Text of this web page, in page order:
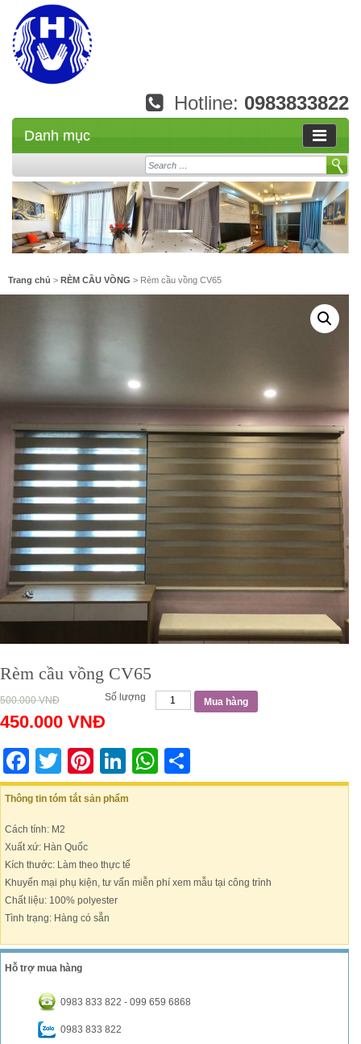
Hotline: 0983833822
Danh mục
Search
Trang chủ > RÈM CẦU VỒNG > Rèm cầu vồng CV65
Rèm cầu vồng CV65
500.000VNĐ
450.000 VNĐ
Số lượng Mua hàng
Facebook
TwitterPinterest
LinkedIn
WhatsApp
Thông tin tóm tắt sản phẩm
Cách tính: M2
Xuất xứ: Hàn Quốc
Kích thước: Làm theo thực tế
Khuyến mại phụ kiện, tư vấn miễn phí xem mẫu tại công trình
Chất liệu: 100% polyester
Tình trạng: Hàng có sẵn
Hỗ trợ mua hàng
0983 833 822 - 099 659 6868
0983 833 822